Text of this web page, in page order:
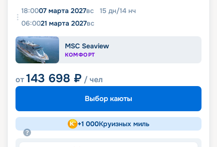
18:0007 марта 2027вс 15 дн/14 нч
06:0021 марта 2027вс
MSC Seaview
КОМФОРТ
от143 698 ₽ / чел
Выбор каюты
+1 000Круизных миль